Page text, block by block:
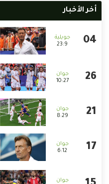
أخر الأخبار
23:9
10:27
8:29
6:12